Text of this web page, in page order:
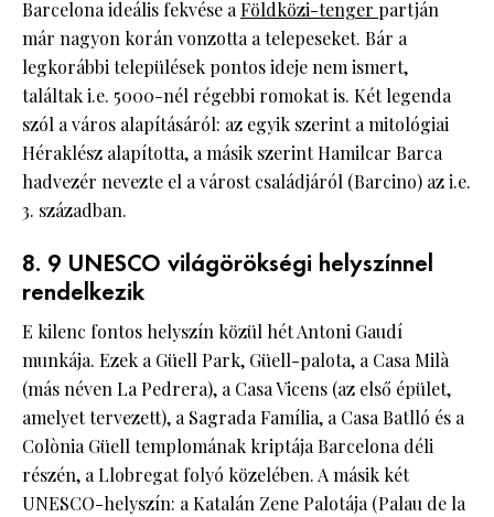
Barcelona ideális fekvése aFöldközi-tenger partján
már nagyon korán vonzotta a telepeseket. Bár a
legkorábbi települések pontos ideje nem ismert,
találtak i.e. 5000-nél régebbi romokat is. Két legenda
szól a város alapításáról: az egyik szerint a mitológiai
Héraklész alapította, a másik szerint Hamilcar Barca
hadvezér nevezte el a várost családjáról (Barcino) az i.e.
3. században.
8. 9 UNESCO világörökségi helyszínnel
rendelkezik
E kilenc fontos helyszín közül hét Antoni Gaudí
munkája. Ezek a Güell Park, Güell-palota, a Casa Milà
(más néven La Pedrera), a Casa Vicens (az első épület,
amelyet tervezett), a Sagrada Família, a Casa Batlló és a
Colònia Güell templomának kriptája Barcelona déli
részén, a Llobregat folyó közelében. A másik két
UNESCO-helyszín: a Katalán Zene Palotája (Palau de la